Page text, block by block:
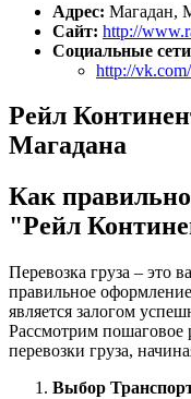
Адрес: Магадан,
Сайт: http://
Социальные
http://
Рейл
Магадана
Как
"Рейл
Перевозка груза – это
правильное
является залогом
Рассмотрим
перевозки груза,
Выбор